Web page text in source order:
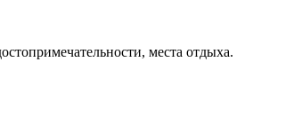
места отдыха.